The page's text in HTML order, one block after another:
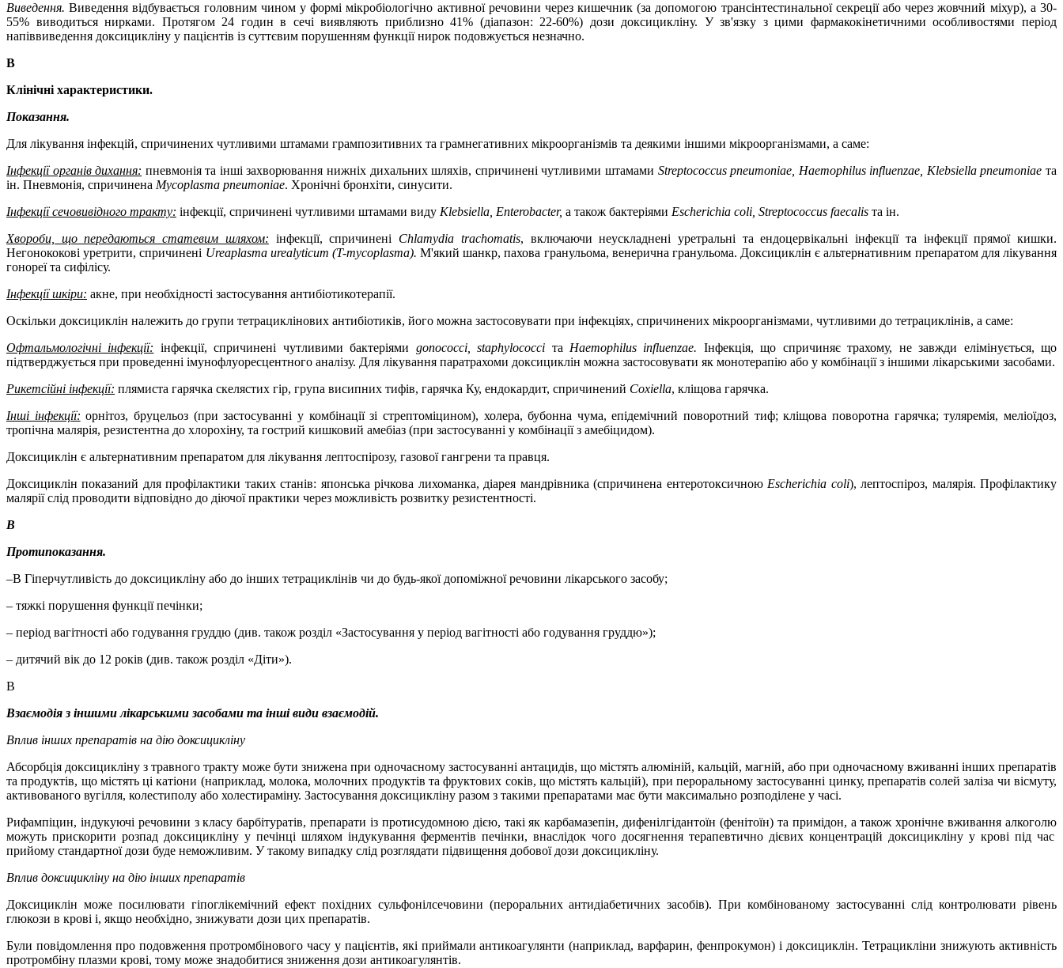
Виведення.Виведення відбувається головним чином у формі мікробіологічно активної речовини через кишечник (за допомогою трансінтестинальної секреції або через жовчний міхур), а 30-
55% виводиться нирками. Протягом 24 годин в сечі виявляють приблизно 41% (діапазон: 22-60%) дози доксицикліну. У зв'язку з цими фармакокінетичними особливостями період
напіввиведення доксицикліну у пацієнтів із суттєвим порушенням функції нирок подовжується незначно.
В
Клінічні характеристики.
Показання.
Для лікування інфекцій, спричинених чутливими штамами грампозитивних та грамнегативних мікроорганізмів та деякими іншими мікроорганізмами, а саме:
Інфекції органів дихання: пневмонія та інші захворювання нижніх дихальних шляхів, спричинені чутливими штамами Streptococcus pneumoniae, Haemophilus influenzae , Klebsiella pneumoniae та
ін. Пневмонія, спричинена Mycoplasma pneumoniae. Хронічні бронхіти, синусити.
Інфекції сечовивідного тракту: інфекції, спричинені чутливими штамами виду Klebsiella, Enterobacter, а також бактеріями Escherichia coli, Streptococcus faecalis та ін.
Хвороби, що передаються статевим шляхом: інфекції, спричинені Chlamydia trachomatis, включаючи неускладнені уретральні та ендоцервікальні інфекції та інфекції прямої кишки.
Негонококові уретрити, спричинені Ureaplasma urealyticum (T-mycoplasma).М'який шанкр, пахова гранульома, венерична гранульома. Доксициклін є альтернативним препаратом для лікування
гонореї та сифілісу.
Інфекції шкіри: акне, при необхідності застосування антибіотикотерапії.
Оскільки доксициклін належить до групи тетрациклінових антибіотиків, його можна застосовувати при інфекціях, спричинених мікроорганізмами, чутливими до тетрациклінів, а саме:
Офтальмологічні інфекції: інфекції, спричинені чутливими бактеріями gonococci, staphylococci та Haemophilus influenzae. Інфекція, що спричиняє трахому, не завжди елімінується, що
підтверджується при проведенні імунофлуоресцентного аналізу. Для лікування паратрахоми доксициклін можна застосовувати як монотерапію або у комбінації з іншими лікарськими засобами.
Рикетсійні інфекції: плямиста гарячка скелястих гір, група висипних тифів, гарячка Ку, ендокардит, спричинений Coxiella, кліщова гарячка.
Інші інфекції: орнітоз, бруцельоз (при застосуванні у комбінації зі стрептоміцином), холера, бубонна чума, епідемічний поворотний тиф; кліщова поворотна гарячка; туляремія, меліоїдоз,
тропічна малярія, резистентна до хлорохіну, та гострий кишковий амебіаз (при застосуванні у комбінації з амебіцидом).
Доксициклін є альтернативним препаратом для лікування лептоспірозу, газової гангрени та правця.
Доксициклін показаний для профілактики таких станів: японська річкова лихоманка, діарея мандрівника (спричинена ентеротоксичною Escherichia coli), лептоспіроз, малярія. Профілактику
малярії слід проводити відповідно до діючої практики через можливість розвитку резистентності.
В
Протипоказання.
–В Гіперчутливість до доксицикліну або до інших тетрациклінів чи до будь-якої допоміжної речовини лікарського засобу;
– тяжкі порушення функції печінки;
– період вагітності або годування груддю (див. також розділ «Застосування у період вагітності або годування груддю»);
– дитячий вік до 12 років (див. також розділ «Діти»).
В
Взаємодія з іншими лікарськими засобами та інші види взаємодій.
Вплив інших препаратів на дію доксицикліну
Абсорбція доксицикліну з травного тракту може бути знижена при одночасному застосуванні антацидів, що містять алюміній, кальцій, магній, або при одночасному вживанні інших препаратів
та продуктів, що містять ці катіони (наприклад, молока, молочних продуктів та фруктових соків, що містять кальцій), при пероральному застосуванні цинку, препаратів солей заліза чи вісмуту,
активованого вугілля, колестиполу або холестираміну. Застосування доксицикліну разом з такими препаратами має бути максимально розподілене у часі.
Рифампіцин, індукуючі речовини з класу барбітуратів, препарати із протисудомною дією, такі як карбамазепін, дифенілгідантоїн (фенітоїн) та примідон, а такожхронічне вживання алкоголю
можуть прискорити розпад доксицикліну у печінці шляхом індукування ферментів печінки, внаслідок чого досягнення терапевтично дієвих концентрацій доксицикліну у крові під час
прийому стандартної дози буде неможливим. У такому випадку слід розглядати підвищення добової дози доксицикліну.
Вплив доксицикліну на дію інших препаратів
Доксициклін може посилювати гіпоглікемічний ефект похідних сульфонілсечовини (пероральних антидіабетичних засобів). При комбінованому застосуванні слід контролювати рівень
глюкози в крові і, якщо необхідно, знижувати дози цих препаратів.
Були повідомлення про подовження протромбінового часу у пацієнтів, які приймали антикоагулянти (наприклад, варфарин, фенпрокумон) і доксициклін. Тетрацикліни знижують активність
протромбіну плазми крові, тому може знадобитися зниження дози антикоагулянтів.